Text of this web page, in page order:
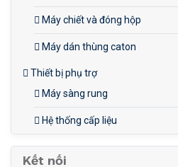
Máy chiết và đóng hộp
Máy dán thùng caton
Thiết bị phụ trợ
Máy sàng rung
Hệ thống cấp liệu
Kết nối